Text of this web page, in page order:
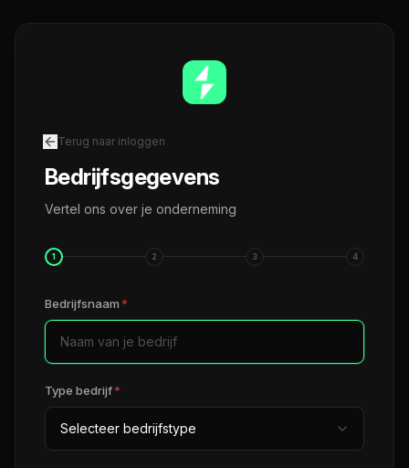
Terug naar inloggen
Bedrijfsgegevens
Vertel ons over je onderneming
1 2 3 4
Bedrijfsnaam*
Type bedrijf*